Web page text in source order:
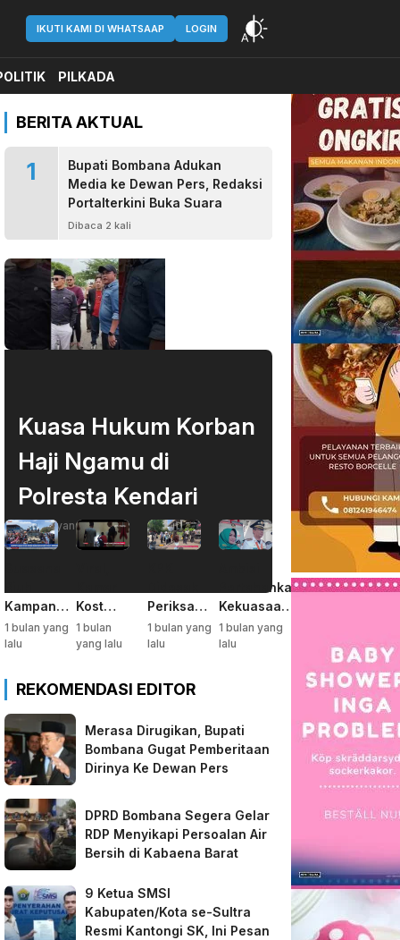
IKUTI KAMI DI WHATSAAP LOGIN
PILKADA
BERITA AKTUAL
1
Bupati Bombana Adukan
Media ke Dewan Pers, Redaksi
Portalterkini Buka Suara
Dibaca 2 kali
Kuasa Hukum Korban
Haji Ngamu di
Polresta Kendari
1 bulan yang lalu
Kampanye
Akbar,
Dihadiri
Ribu
Warga
Bombana
1 bulan yang
lalu
Kost
Jadi
Markas
1 bulan
yang lalu
Periksa
Gubernur
Sultra soal
Deforestasi
Kabaen
1 bulan yang
lalu
Pertahankan
Kekuasaan,
Tafdil
Dorong
1 bulan yang
lalu
REKOMENDASI EDITOR
Merasa Dirugikan, Bupati
Bombana Gugat Pemberitaan
Dirinya Ke Dewan Pers
DPRD Bombana Segera Gelar
RDP Menyikapi Persoalan Air
Bersih di Kabaena Barat
9 Ketua SMSI
Kabupaten/Kota se-Sultra
Resmi Kantongi SK, Ini Pesan